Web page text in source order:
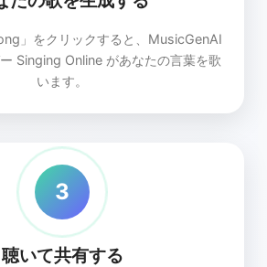
」をクリックすると、MusicGenAI
Singing Online があなたの言葉を歌
います。
3
聴いて共有する